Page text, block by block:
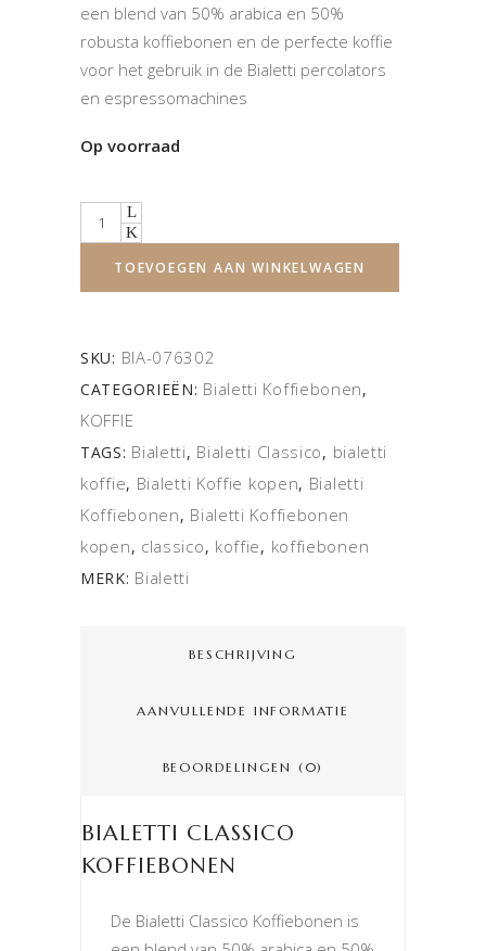
een blend van 50% arabica en 50%
robusta koffiebonen en de perfecte koffie
voor het gebruik in de Bialetti percolators
en espressomachines
Op voorraad
Quantity
TOEVOEGEN AAN WINKELWAGEN
SKU: BIA-076302
CATEGORIEËN: Bialetti Koffiebonen,
KOFFIE
TAGS: Bialetti, Bialetti Classico, bialetti
koffie, Bialetti Koffie kopen, Bialetti
Koffiebonen, Bialetti Koffiebonen
kopen, classico, koffie, koffiebonen
MERK: Bialetti
BESCHRIJVING
AANVULLENDE INFORMATIE
BEOORDELINGEN (0)
BIALETTI CLASSICO
KOFFIEBONEN
De Bialetti Classico Koffiebonen is